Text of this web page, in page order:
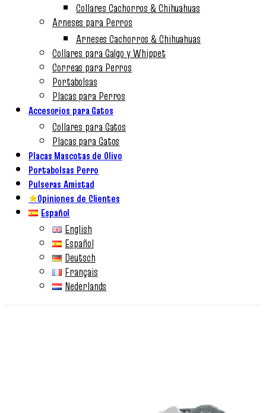
Collares Cachorros & Chihuahuas
Arneses para Perros
Arneses Cachorros & Chihuahuas
Collares para Galgo y Whippet
Correas para Perros
Portabolsas
Placas para Perros
Accesorios para Gatos
Collares para Gatos
Placas para Gatos
Placas Mascotas de Olivo
Portabolsas Perro
Pulseras Amistad
★Opiniones de Clientes
Español
English
Español
Deutsch
Français
Nederlands